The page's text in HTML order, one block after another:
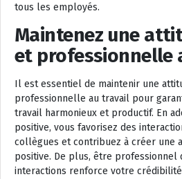
tous les employés.
Maintenez une
et professionnelle
Il est essentiel de maintenir une
professionnelle au travail pour
travail harmonieux et productif. En
positive, vous favorisez des
collègues et contribuez à créer une
positive. De plus, être professionnel
interactions renforce votre